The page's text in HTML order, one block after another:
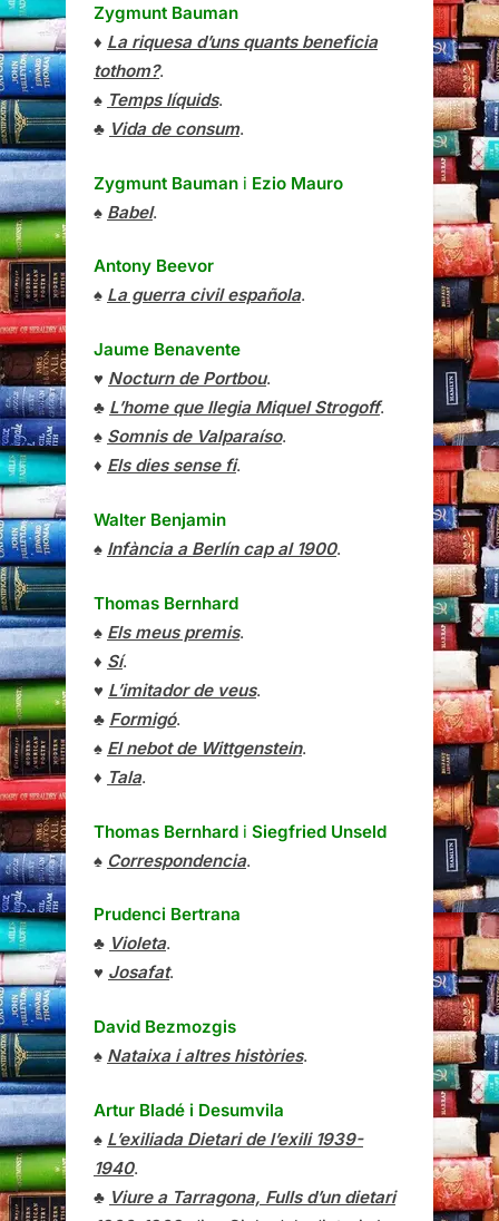
Zygmunt Bauman
♦ La riquesa d’uns quants beneficia
tothom?.
♠ Temps líquids.
♣ Vida de consum.
Zygmunt Bauman i Ezio Mauro
♠ Babel.
Antony Beevor
♠ La guerra civil española.
Jaume Benavente
♥ Nocturn de Portbou.
♣ L’home que llegia Miquel Strogoff.
♠ Somnis de Valparaíso.
♦ Els dies sense fi.
Walter Benjamin
♠ Infància a Berlín cap al 1900.
Thomas Bernhard
♠ Els meus premis.
♦ Sí.
♥ L’imitador de veus.
♣ Formigó.
♠ El nebot de Wittgenstein.
♦ Tala.
Thomas Bernhard i Siegfried Unseld
♠ Correspondencia.
Prudenci Bertrana
♣ Violeta.
♥ Josafat.
David Bezmozgis
♠ Nataixa i altres històries.
Artur Bladé i Desumvila
♠ L’exiliada Dietari de l’exili 1939-
1940.
♣ Viure a Tarragona, Fulls d’un dietari